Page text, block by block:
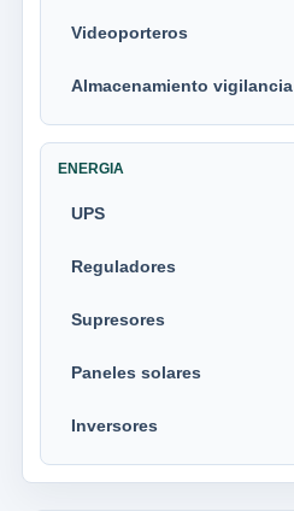
Videoporteros
Almacenamiento vigilancia
ENERGIA
UPS
Reguladores
Supresores
Paneles solares
Inversores